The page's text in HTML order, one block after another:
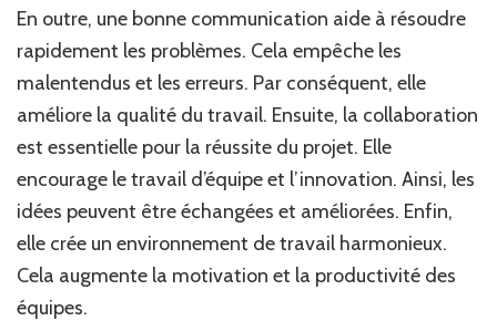
En outre, une bonne communication aide à résoudre
rapidement les problèmes. Cela empêche les
malentendus et les erreurs. Par conséquent, elle
améliore la qualité du travail. Ensuite, la collaboration
est essentielle pour la réussite du projet. Elle
encourage le travail d’équipe et l’innovation. Ainsi, les
idées peuvent être échangées et améliorées. Enfin,
elle crée un environnement de travail harmonieux.
Cela augmente la motivation et la productivité des
équipes.